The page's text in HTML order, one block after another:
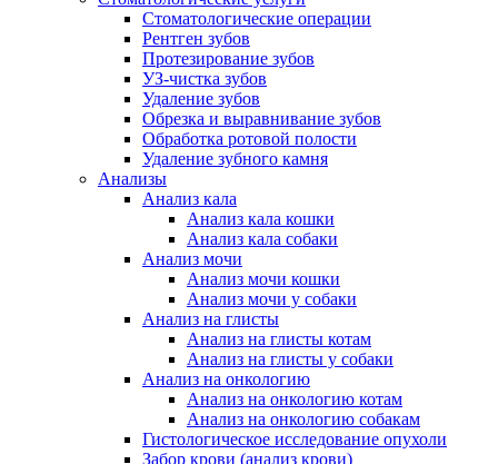
Стоматологические операции
Рентген зубов
Протезирование зубов
УЗ-чистка зубов
Удаление зубов
Обрезка и выравнивание зубов
Обработка ротовой полости
Удаление зубного камня
Анализы
Анализ кала
Анализ кала кошки
Анализ кала собаки
Анализ мочи
Анализ мочи кошки
Анализ мочи у собаки
Анализ на глисты
Анализ на глисты котам
Анализ на глисты у собаки
Анализ на онкологию
Анализ на онкологию котам
Анализ на онкологию собакам
Гистологическое исследование опухоли
Забор крови (анализ крови)